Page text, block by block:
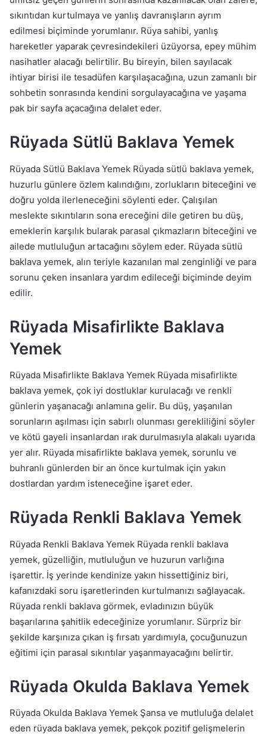
sıkıntıdan kurtulmaya ve yanlış davranışların ayrım
edilmesi biçiminde yorumlanır. Rüya sahibi, yanlış
hareketler yaparak çevresindekileri üzüyorsa, epey mühim
nasihatler alacağı belirtilir. Bu bireyin, bilen sayılacak
ihtiyar birisi ile tesadüfen karşılaşacağına, uzun zamanlı bir
sohbetin sonrasında kendini sorgulayacağına ve yaşama
pak bir sayfa açacağına delalet eder.
Rüyada Sütlü Baklava Yemek
Rüyada Sütlü Baklava Yemek Rüyada sütlü baklava yemek,
huzurlu günlere özlem kalındığını, zorlukların biteceğini ve
doğru yolda ilerleneceğini söylenti eder. Çalışılan
meslekte sıkıntıların sona ereceğini dile getiren bu düş,
emeklerin karşılık bularak parasal çıkmazların biteceğini ve
ailede mutluluğun artacağını söylem eder. Rüyada sütlü
baklava yemek, alın teriyle kazanılan mal zenginliği ve para
sorunu çeken insanlara yardım edileceği biçiminde deyim
edilir.
Rüyada Misafirlikte Baklava
Yemek
Rüyada Misafirlikte Baklava Yemek Rüyada misafirlikte
baklava yemek, çok iyi dostluklar kurulacağı ve renkli
günlerin yaşanacağı anlamına gelir. Bu düş, yaşanılan
sorunların aşılması için sabırlı olunması gerekliliğini söyler
ve kötü gayeli insanlardan ırak durulmasıyla alakalı uyarıda
yer alır. Rüyada misafirlikte baklava yemek, sorunlu ve
buhranlı günlerden bir an önce kurtulmak için yakın
dostlardan yardım isteneceğine işaret eder.
Rüyada Renkli Baklava Yemek
Rüyada Renkli Baklava Yemek Rüyada renkli baklava
yemek, güzelliğin, mutluluğun ve huzurun varlığına
işarettir. İş yerinde kendinize yakın hissettiğiniz biri,
kafanızdaki soru işaretlerinden kurtulmanızı sağlayacak.
Rüyada renkli baklava görmek, evladınızın büyük
başarılarına şahitlik edeceğinize yorumlanır. Sürpriz bir
şekilde karşınıza çıkan iş fırsatı yardımıyla, çocuğunuzun
eğitimi için parasal sıkıntılar yaşanmayacağını belirtir.
Rüyada Okulda Baklava Yemek
Rüyada Okulda Baklava Yemek Şansa ve mutluluğa delalet
eden rüyada baklava yemek, pekçok pozitif gelişmelerin